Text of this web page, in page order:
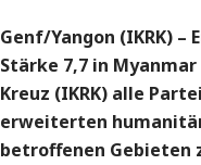
Genf/Yangon (IKRK) –
Stärke 7,7 in
Kreuz (IKRK) alle
erweiterten
betroffenen Gebieten